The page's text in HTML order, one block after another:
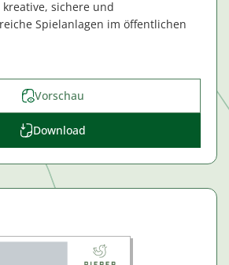
sichere und
Spielanlagen im öffentlichen
Vorschau
Download